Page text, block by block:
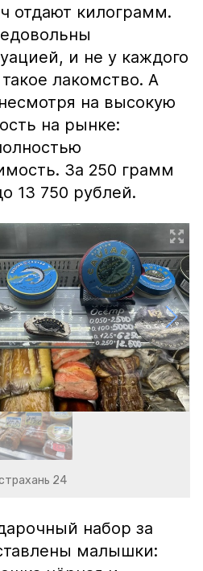
отдают килограмм.
и не у каждого
лакомство. А
на высокую
на рынке:
За 250 грамм
13 750 рублей.
24
набор за
малышки: